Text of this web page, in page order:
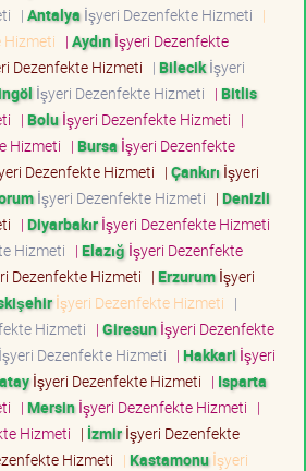
| Antalya İşyeri Dezenfekte Hizmeti |
| Aydınİşyeri Dezenfekte
Dezenfekte Hizmeti | Bilecikİşyeri
İşyeri Dezenfekte Hizmeti | Bitlis
| Boluİşyeri Dezenfekte Hizmeti |
Hizmeti | Bursa İşyeri Dezenfekte
Dezenfekte Hizmeti | Çankırı İşyeri
İşyeri Dezenfekte Hizmeti | Denizli
| Diyarbakırİşyeri Dezenfekte Hizmeti
Hizmeti | Elazığ İşyeri Dezenfekte
Dezenfekte Hizmeti | Erzurumİşyeri
İşyeri Dezenfekte Hizmeti |
Hizmeti | Giresunİşyeri Dezenfekte
Dezenfekte Hizmeti | Hakkari İşyeri
İşyeri Dezenfekte Hizmeti | Isparta
| Mersinİşyeri Dezenfekte Hizmeti |
Hizmeti | İzmirİşyeri Dezenfekte
Hizmeti | Kastamonuİşyeri